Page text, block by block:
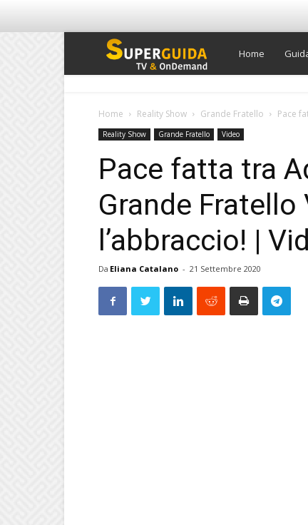
Super
TV
Home
Home Reality Show Grande Fratello Pace
Reality Show Grande Fratello Video
Pace fatta tra
Grande
l’abbraccio! |
Da Eliana Catalano - 21 Settembre 2020